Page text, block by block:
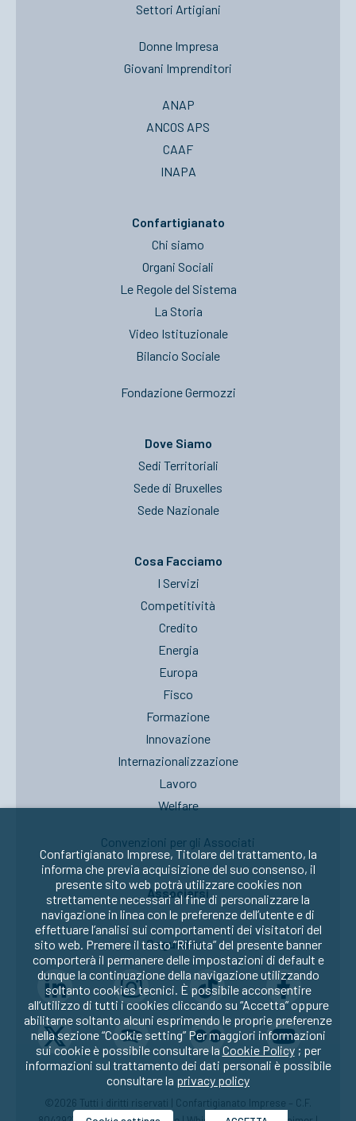
Settori Artigiani
Donne Impresa
Giovani Imprenditori
ANAP
ANCOS APS
CAAF
INAPA
Confartigianato
Chi siamo
Organi Sociali
Le Regole del Sistema
La Storia
Video Istituzionale
Bilancio Sociale
Fondazione Germozzi
Dove Siamo
Sedi Territoriali
Sede di Bruxelles
Sede Nazionale
Cosa Facciamo
I Servizi
Competitività
Credito
Energia
Europa
Fisco
Formazione
Innovazione
Internazionalizzazione
Lavoro
Welfare
Convenzioni per gli Associati
Associarsi
Seguici su:
©2026 Tutti i diritti riservati | Confartigianato Imprese – C.F.
Confartigianato Imprese, Titolare del trattamento, la
informa che previa acquisizione del suo consenso, il
presente sito web potrà utilizzare cookies non
strettamente necessari al fine di personalizzare la
navigazione in linea con le preferenze dell’utente e di
effettuare l’analisi sui comportamenti dei visitatori del
sito web. Premere il tasto “Rifiuta” del presente banner
comporterà il permanere delle impostazioni di default e
dunque la continuazione della navigazione utilizzando
soltanto cookies tecnici. È possibile acconsentire
all’utilizzo di tutti i cookies cliccando su “Accetta” oppure
abilitarne soltanto alcuni esprimendo le proprie preferenze
nella sezione “Cookie setting” Per maggiori informazioni
sui cookie è possibile consultare la Cookie Policy; per
informazioni sul trattamento dei dati personali è possibile
consultare la privacy policy